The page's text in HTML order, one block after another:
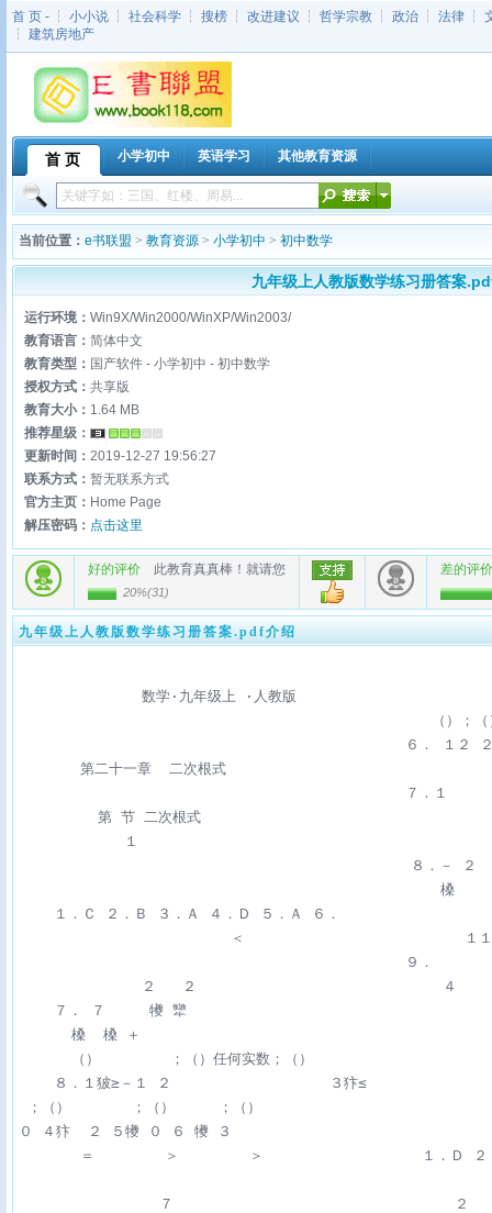
首 页 - ┆ 小小说 ┆ 社会科学 ┆ 搜榜 ┆ 改进建议 ┆ 哲学宗教 ┆ 政治 ┆ 法律 ┆
┆ 建筑房地产
首 页 小学初中 英语学习 其他教育资源
当前位置： e书联盟 > 教育资源 > 小学初中 > 初中数学
九年级上人教版数学练习册答案
运行环境： Win9X/Win2000/WinXP/Win2003/
教育语言： 简体中文
教育类型： 国产软件 - 小学初中 - 初中数学
授权方式： 共享版
教育大小： 1.64 MB
推荐星级：
更新时间： 2019-12-27 19:56:27
联系方式： 暂无联系方式
官方主页： Home Page
解压密码： 点击这里
好的评价 此教育真真棒！就请您
20%(31)
差的评价
九年级上人教版数学练习册答案.pdf介绍
              数学·九年级上 ·人教版
（）；
６． １２
第二十一章  二次根式
                                            ７．１
         第 节 二次根式
            １
                　                           ８．－ ２
                                                槡
    １．Ｃ ２．Ｂ ３．Ａ ４．Ｄ ５．Ａ ６．
　  　  　  　  　 ＜                         １
                                            ９．
              ２   ２                            ４
    ７． ７     犪 犫
      槡  槡 ＋
（）        ；（）任何实数；（）
    ８．１狓≥－１ ２                  ３犿≤
；（）       ；（）     ；（）
０ ４犿  ２ ５犪 ０ ６ 犪 ３
＝        ＞        ＞                  １．Ｄ ２
                ７                                ２